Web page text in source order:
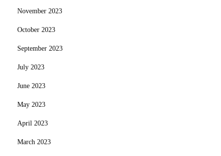
November 2023
October 2023
September 2023
July 2023
June 2023
May 2023
April 2023
March 2023